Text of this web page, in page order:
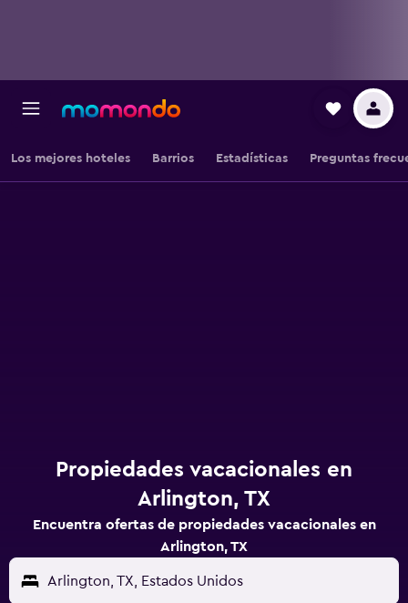
Los mejores hoteles Barrios Estadísticas Preguntas
Propiedades vacacionales en
Arlington, TX
Encuentra ofertas de propiedades vacacionales en
Arlington, TX
Arlington, TX, Estados Unidos